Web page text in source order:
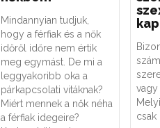
Mindannyian tudjuk,
hogy a férfiak és a nők
időről időre nem értik
meg egymást. De mi a
leggyakoribb oka a
párkapcsolati vitáknak?
Miért mennek a nők néha
a férfiak idegeire?
vagy
csak